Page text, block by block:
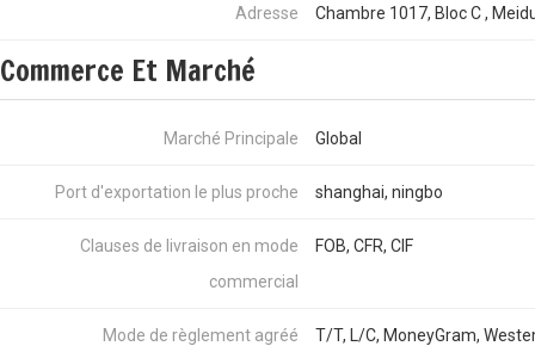
Adresse Chambre 1017, Bloc C ,
Commerce Et Marché
Marché Principale Global
Port d'exportation le plus proche shanghai, ningbo
Clauses de livraison en mode
commercial
FOB, CFR, CIF
Mode de règlement agréé T/T, L/C, MoneyGram,